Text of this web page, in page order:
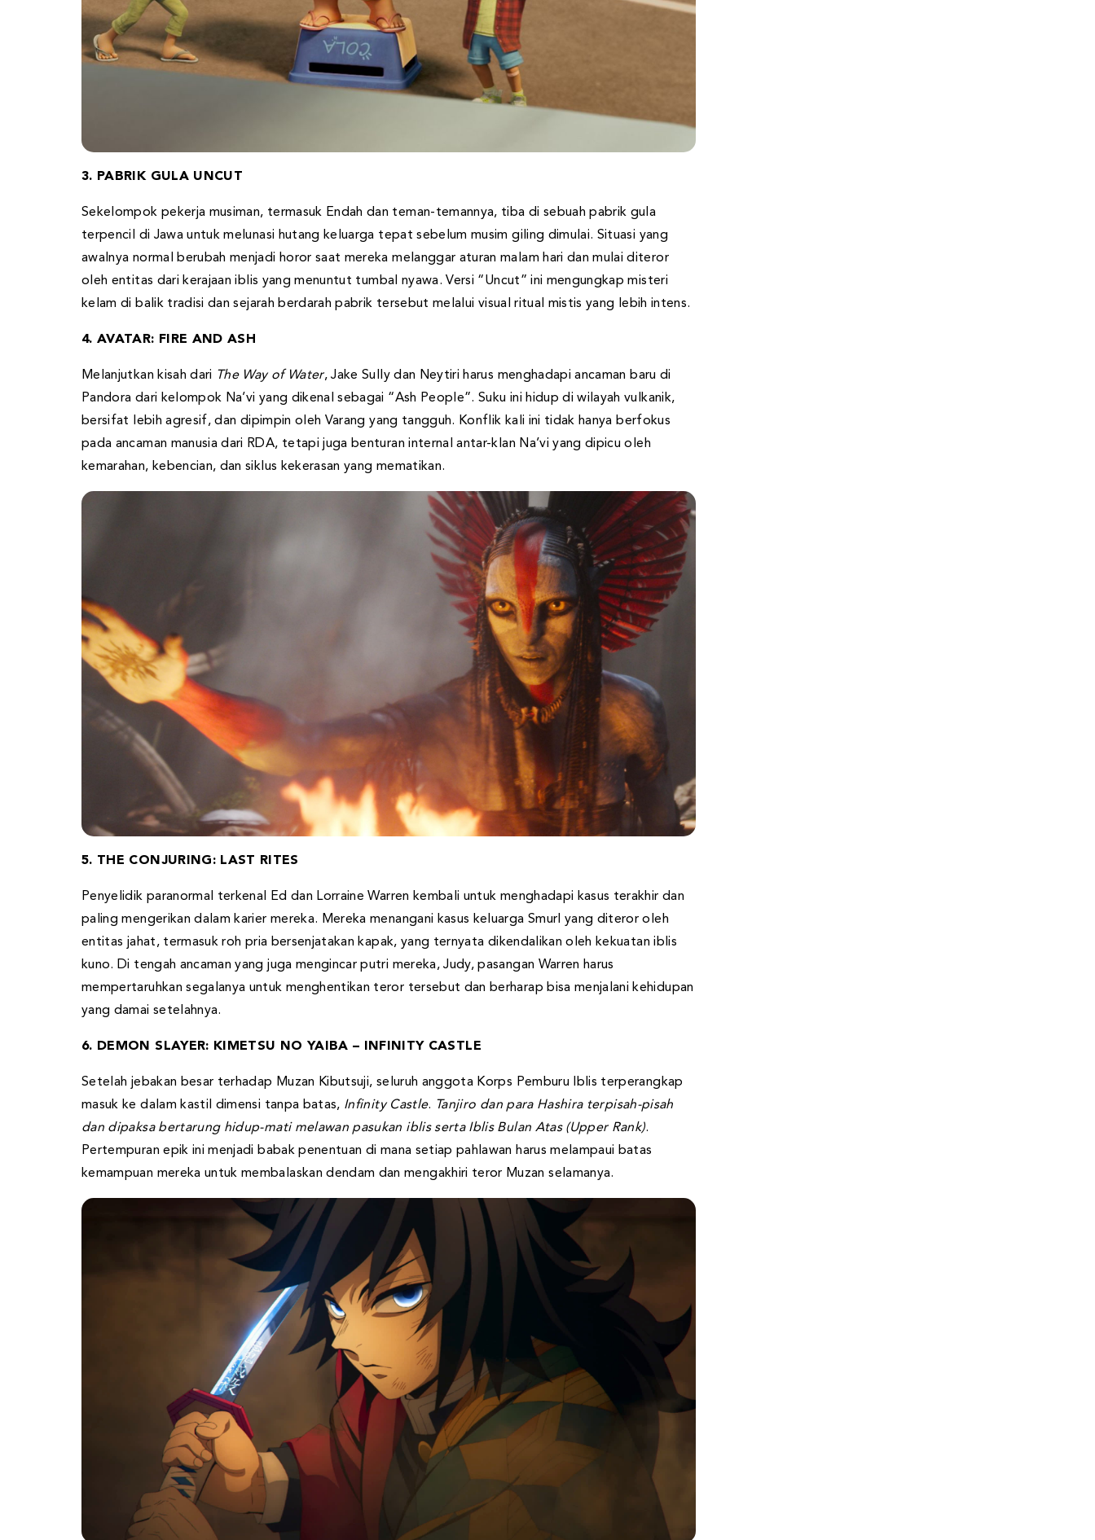
3. PABRIK GULA UNCUT
Sekelompok pekerja musiman, termasuk Endah dan teman-temannya, tiba di sebuah pabrik gula
terpencil di Jawa untuk melunasi hutang keluarga tepat sebelum musim giling dimulai. Situasi yang
awalnya normal berubah menjadi horor saat mereka melanggar aturan malam hari dan mulai diteror
oleh entitas dari kerajaan iblis yang menuntut tumbal nyawa. Versi “Uncut” ini mengungkap misteri
kelam di balik tradisi dan sejarah berdarah pabrik tersebut melalui visual ritual mistis yang lebih intens.
4. AVATAR: FIRE AND ASH
Melanjutkan kisah dari The Way of Water, Jake Sully dan Neytiri harus menghadapi ancaman baru di
Pandora dari kelompok Na’vi yang dikenal sebagai “Ash People”. Suku ini hidup di wilayah vulkanik,
bersifat lebih agresif, dan dipimpin oleh Varang yang tangguh. Konflik kali ini tidak hanya berfokus
pada ancaman manusia dari RDA, tetapi juga benturan internal antar-klan Na’vi yang dipicu oleh
kemarahan, kebencian, dan siklus kekerasan yang mematikan.
5. THE CONJURING: LAST RITES
Penyelidik paranormal terkenal Ed dan Lorraine Warren kembali untuk menghadapi kasus terakhir dan
paling mengerikan dalam karier mereka. Mereka menangani kasus keluarga Smurl yang diteror oleh
entitas jahat, termasuk roh pria bersenjatakan kapak, yang ternyata dikendalikan oleh kekuatan iblis
kuno. Di tengah ancaman yang juga mengincar putri mereka, Judy, pasangan Warren harus
mempertaruhkan segalanya untuk menghentikan teror tersebut dan berharap bisa menjalani kehidupan
yang damai setelahnya.
6. DEMON SLAYER: KIMETSU NO YAIBA – INFINITY CASTLE
Setelah jebakan besar terhadap Muzan Kibutsuji, seluruh anggota Korps Pemburu Iblis terperangkap
masuk ke dalam kastil dimensi tanpa batas, Infinity Castle.
Tanjiro dan para Hashira terpisah-pisah
dan dipaksa bertarung hidup-mati melawan pasukan iblis serta Iblis Bulan Atas (Upper Rank).
Pertempuran epik ini menjadi babak penentuan di mana setiap pahlawan harus melampaui batas
kemampuan mereka untuk membalaskan dendam dan mengakhiri teror Muzan selamanya.